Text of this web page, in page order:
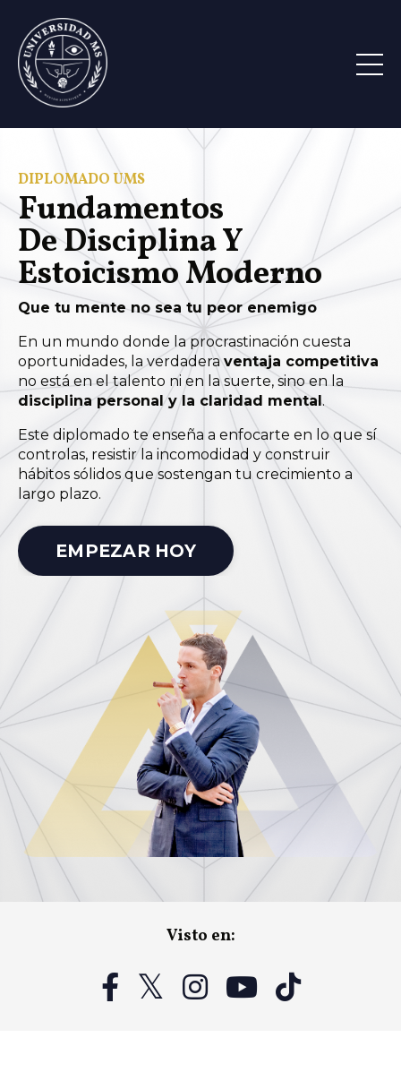
DIPLOMADO UMS
Fundamentos
DeDisciplina Y
Estoicismo Moderno
Que tu mente no sea tu peor enemigo
En un mundo donde la procrastinación cuesta
oportunidades, la verdaderaventaja competitiva
no está en el talento ni en la suerte, sino en la
disciplina personal y la claridad mental.
Este diplomado te enseña a enfocarte en lo que sí
controlas, resistir la incomodidad y construir
hábitos sólidos que sostengan tu crecimiento a
largo plazo.
EMPEZAR HOY
Visto en: